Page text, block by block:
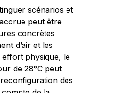
scénarios et
peut être
concrètes
d’air et les
effort physique, le
de 28°C peut
des